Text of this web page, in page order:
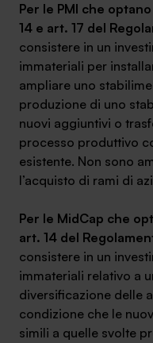
Per le PMI che
14 e art. 17 del
consistere in un
immateriali per
ampliare uno
produzione di uno
nuovi aggiuntivi o
processo produttivo
esistente. Non sono
l’acquisto di rami di
Per le MidCap che
art. 14 del
consistere in un
immateriali relativo a
diversificazione delle
condizione che le
simili a quelle svolte